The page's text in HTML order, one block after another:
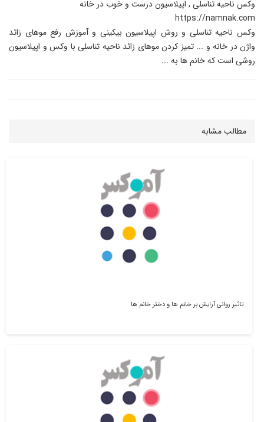
وکس ناحیه تناسلی , اپیلاسیون درست و خوب در خانه
https://namnak.com
وکس ناحیه تناسلی و روش اپیلاسیون بیکینی و آموزش رفع موهای زائد
واژن در خانه و ... تمیز کردن موهای زائد ناحیه تناسلی با وکس و اپیلاسیون
روشی است که خانم ها به ...
مطالب مشابه
تاثیر روانی آرایش بر خانم ها و دختر خانم ها